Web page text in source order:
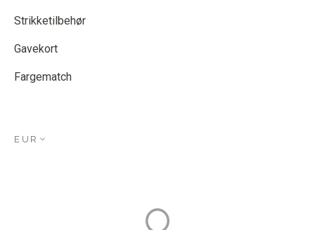
Strikketilbehør
Gavekort
Fargematch
EUR